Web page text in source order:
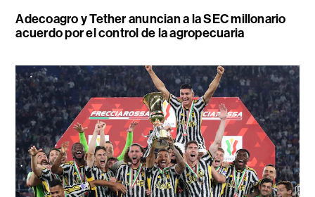
Adecoagro y Tether anuncian a la SEC millonario
acuerdo por el control de la agropecuaria